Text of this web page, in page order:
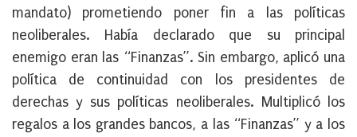
mandato) prometiendo poner fin a las políticas
neoliberales. Había declarado que su principal
enemigo eran las “Finanzas”. Sin embargo, aplicó una
política de continuidad con los presidentes de
derechas y sus políticas neoliberales. Multiplicó los
regalos a los grandes bancos, a las “Finanzas” y a los